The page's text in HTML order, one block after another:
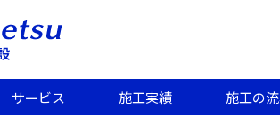
サービス 施工実績 施工の